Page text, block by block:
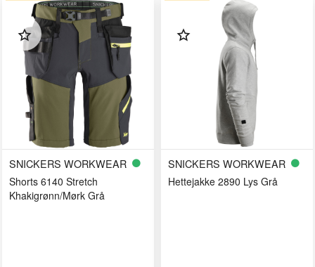
SNICKERS WORKWEAR
Shorts 6140 Stretch
Khakigrønn/Mørk Grå
SNICKERS WORKWEAR
Hettejakke 2890 Lys Grå